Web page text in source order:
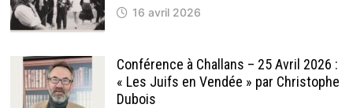
16 avril 2026
Conférence à Challans – 25 Avril 2026 :
« Les Juifs en Vendée » par Christophe
Dubois